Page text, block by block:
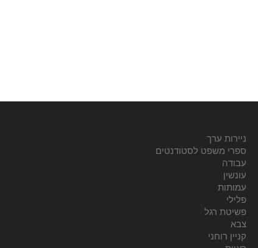
ניירות ערך
ספרי משפט לסטודנטים
עבודה
עונשין
עמותות
פלילי
פשיטת רגל
צבא
קניין רוחני